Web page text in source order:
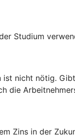
Studium
nicht nötig.
die
Zins in der